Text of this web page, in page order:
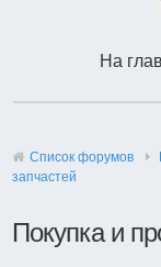
На
Список форумов
запчастей
Покупка и